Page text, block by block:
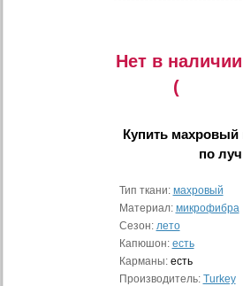
Нет в
(
Купить махровый
по
Тип ткани: махровый
Материал: микрофибра
Сезон: лето
Капюшон: есть
Карманы: есть
Производитель: Turkey